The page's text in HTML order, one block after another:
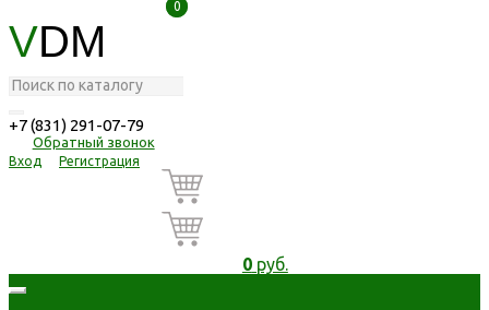
VDM
+7 (831) 291-07-79
Обратный звонок
Вход Регистрация
0
0
0руб.